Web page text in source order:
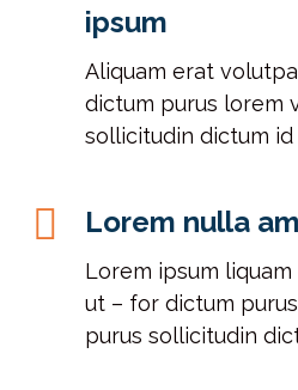
ipsum
Aliquam erat
dictum purus lorem
sollicitudin dictum id
Lorem nulla
Lorem ipsum
ut – for dictum
purus sollicitudin